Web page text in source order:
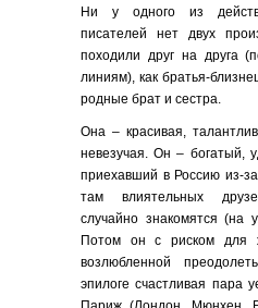
Ни у одного из
писателей нет двух
походили друг на друга
линиям), как братья-
родные брат и сестра.
Она – красивая,
невезучая. Он – богатый,
приехавший в Россию из-
там влиятельных
случайно знакомятся (на
Потом он с риском для
возлюбленной
эпилоге счастливая пара